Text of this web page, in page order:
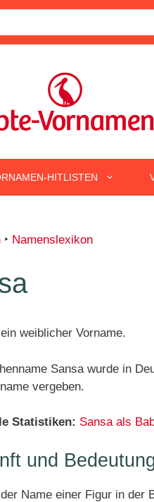
HITLISTEN
‣ Namenslexikon
weiblicher Vorname.
Sansa wurde in
vergeben.
Statistiken: Sansa als
und
Name einer Figur in der